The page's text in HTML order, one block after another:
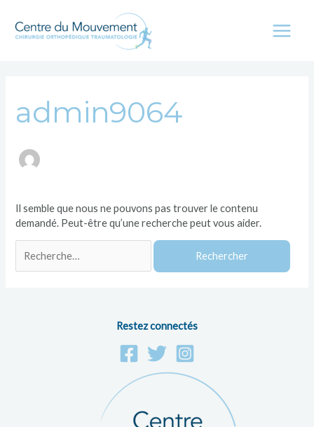
contenu
Main
admin9064
Il semble que nous ne pouvons pas trouver le contenu
demandé. Peut-être qu’une recherche peut vous aider.
Restez connectés